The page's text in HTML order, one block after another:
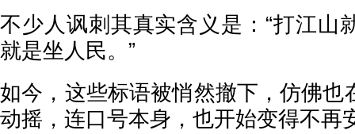
不少人讽刺其真实含义是：“打江山
就是坐人民。”
如今，这些标语被悄然撤下，仿佛也
动摇，连口号本身，也开始变得不再